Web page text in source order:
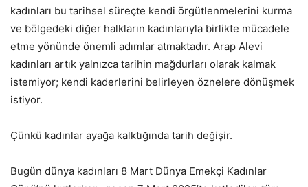
kadınları bu tarihsel süreçte kendi örgütlenmelerini kurma
ve bölgedeki diğer halkların kadınlarıyla birlikte mücadele
etme yönünde önemli adımlar atmaktadır. Arap Alevi
kadınları artık yalnızca tarihin mağdurları olarak kalmak
istemiyor; kendi kaderlerini belirleyen öznelere dönüşmek
istiyor.
Çünkü kadınlar ayağa kalktığında tarih değişir.
Bugün dünya kadınları 8 Mart Dünya Emekçi Kadınlar